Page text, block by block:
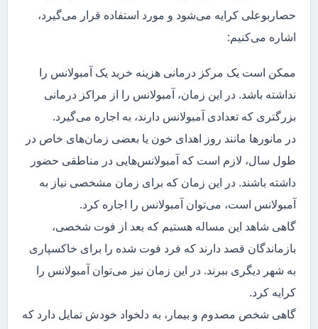
حصاربوعلی کرایه می‌شود و مورد استفاده قرار می‌گیرد،
اشاره می‌کنیم:
ممکن است یک مرکز درمانی هزینه خرید یک آمبولانس را
نداشته باشد. در این زمان، آمبولانس را از مراکز درمانی
بزرگتری که تعدادی آمبولانس دارند، به اجاره می‌گیرد.
در مانور‌ها مانند روز اهدای خون یا بعضی زمان‌های خاص در
طول سال، لازم است که آمبولانس‌هایی در مناطقی حضور
داشته باشند. در این زمان که برای زمان مشخصی نیاز به
آمبولانس است، می‌توان آمبولانس را اجاره کرد.
گاهی شاهد این مساله هستیم که بعد از فوت شخصی،
بازماندگان قصد دارند که فرد فوت شده را برای خاکسپاری
به شهر دیگری ببرند. در این زمان نیز می‌توان آمبولانس را
کرایه کرد.
گاهی شخص مصدوم و بیمار، به دلخواد خودش تمایل دارد که